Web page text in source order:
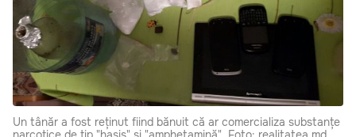
Un tânăr a fost reținut fiind bănuit că ar comercializa substanțe